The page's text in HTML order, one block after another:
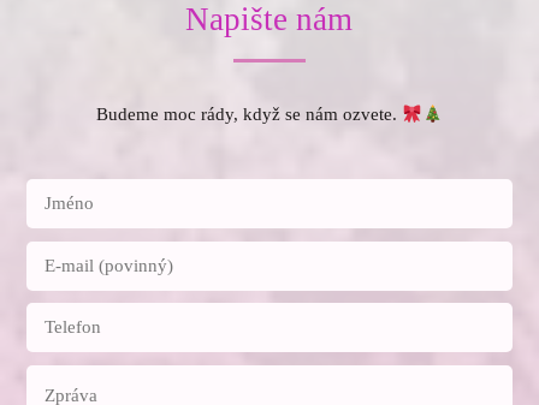
Napište nám
Budeme moc rády, když se nám ozvete.